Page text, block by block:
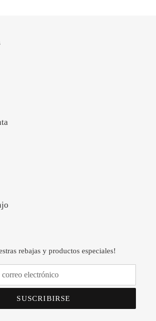
rebajas y productos especiales!
SUSCRIBIRSE